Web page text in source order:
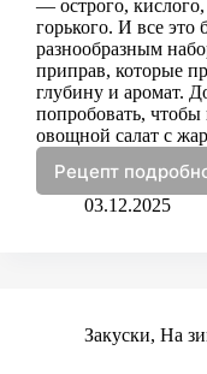
— острого, кислого,
горького. И все это
разнообразным
приправ, которые
глубину и аромат.
попробовать, чтобы
овощной салат с
Рецепт
по-
03.12.2025
Закуски, На